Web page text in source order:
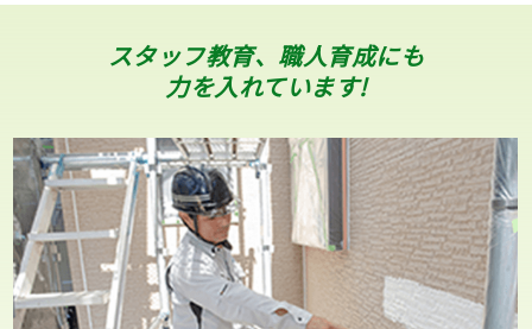
スタッフ教育、職人育成にも
力を入れています!